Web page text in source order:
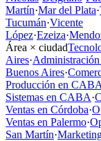
Martín·Mar del Plata·
Tucumán·Vicente
López·Ezeiza·
Área × ciudad
Aires·
Buenos Aires·
Producción en CABA
Sistemas en CABA·
Ventas en Córdoba·
Ventas en Palermo·
San Martín·